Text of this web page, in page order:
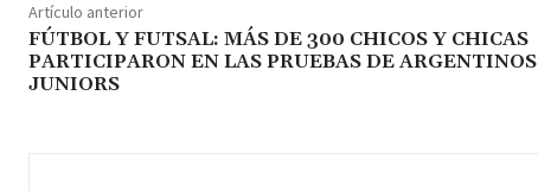
Artículo anterior
FÚTBOL Y FUTSAL: MÁS DE 300 CHICOS Y CHICAS
PARTICIPARON EN LAS PRUEBAS DE ARGENTINOS
JUNIORS